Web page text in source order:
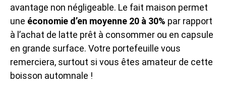
avantage non négligeable. Le fait maison permet
une économie d’en moyenne 20 à 30% par rapport
à l’achat de latte prêt à consommer ou en capsule
en grande surface. Votre portefeuille vous
remerciera, surtout si vous êtes amateur de cette
boisson automnale !